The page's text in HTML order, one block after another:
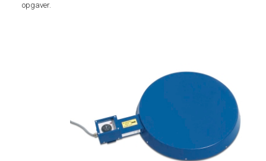
opgaver.